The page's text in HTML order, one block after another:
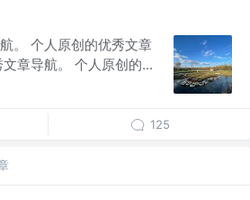
。 个人原创的优秀文章
章导航。 个人原创的...
125